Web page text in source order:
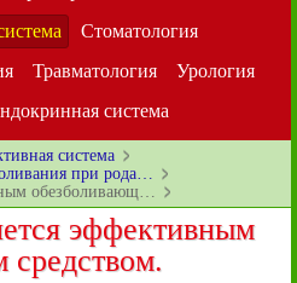
Стоматология
Травматология
Урология
система
система
при рода…
обезболивающ…
эффективным